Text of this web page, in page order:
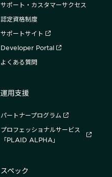
サポート・カスタマーサクセス
認定資格制度
サポートサイト
Developer Portal
よくある質問
運用支援
パートナープログラム
プロフェッショナルサービス
「PLAID ALPHA」
スペック